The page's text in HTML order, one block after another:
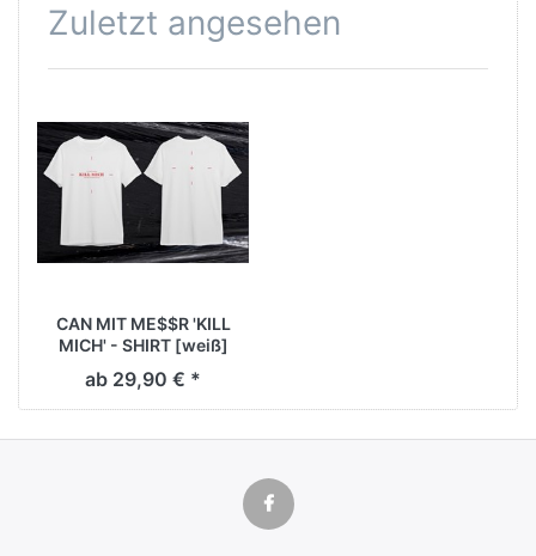
Zuletzt angesehen
CAN MIT ME$$R 'KILL
MICH' - SHIRT [weiß]
ab 29,90 € *